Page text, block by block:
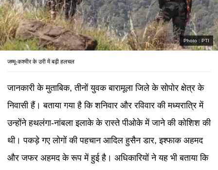
Photo : PTI
जम्मू-कश्मीर के उरी में बढ़ी हलचल
जानकारी के मुताबिक, तीनों युवक बारामूला जिले के सोपोर क्षेत्र के
निवासी हैं। बताया गया है कि शनिवार और रविवार की मध्यरात्रि में
उन्होंने हथलंगा-नांबला इलाके के रास्ते पीओके में जाने की कोशिश की
थी। पकड़े गए लोगों की पहचान आदिल हुसैन डार, इश्फाक अहमद
और जफर अहमद के रूप में हुई है। अधिकारियों ने यह भी बताया कि